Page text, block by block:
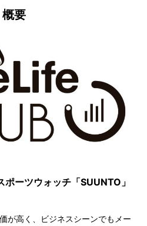
要
ーツウォッチ「SUUNTO」
が高く、ビジネスシーンでもメー